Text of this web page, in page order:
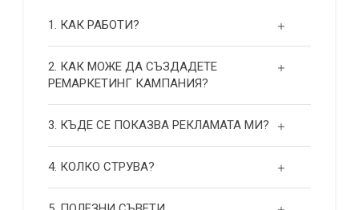
1. КАК РАБОТИ?
2. КАК МОЖЕ ДА СЪЗДАДЕТЕ
РЕМАРКЕТИНГ КАМПАНИЯ?
3. КЪДЕ СЕ ПОКАЗВА РЕКЛАМАТА МИ?
4. КОЛКО СТРУВА?